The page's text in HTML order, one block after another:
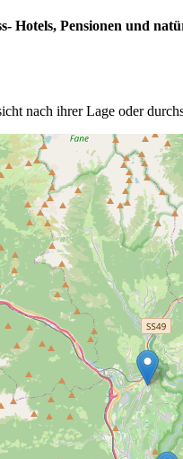
Hotels, Pensionen und
nach ihrer Lage oder